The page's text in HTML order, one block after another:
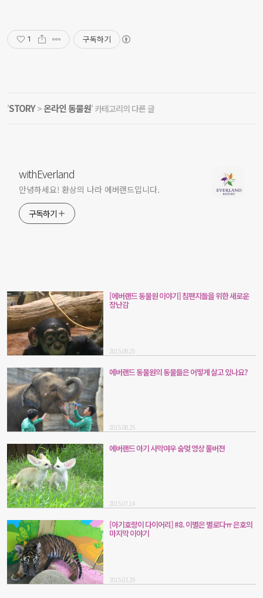
1 구독하기
'STORY>온라인 동물원' 카테고리의 다른 글
withEverland
안녕하세요! 환상의 나라 에버랜드입니다.
구독하기
[에버랜드 동물원 이야기] 침팬지들을 위한 새로운
장난감
2015.08.25
에버랜드 동물원의 동물들은 어떻게 살고 있나요?
2015.08.25
에버랜드 아기 사막여우 숨멎 영상 풀버젼
2015.07.14
[아기호랑이 다이어리] #8. 이별은 별로다ㅠ 은호의
마지막 이야기
2015.03.29